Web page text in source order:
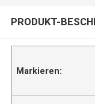
PRODUKT-
Markieren: